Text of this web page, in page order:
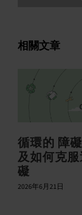
相關文章
循環的 障
及如何克
礙
2026年6月21日